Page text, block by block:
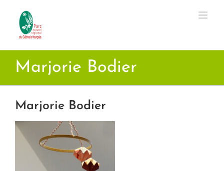
contenu
Marjorie Bodier
Marjorie Bodier